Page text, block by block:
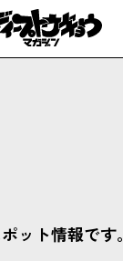
ット情報です。